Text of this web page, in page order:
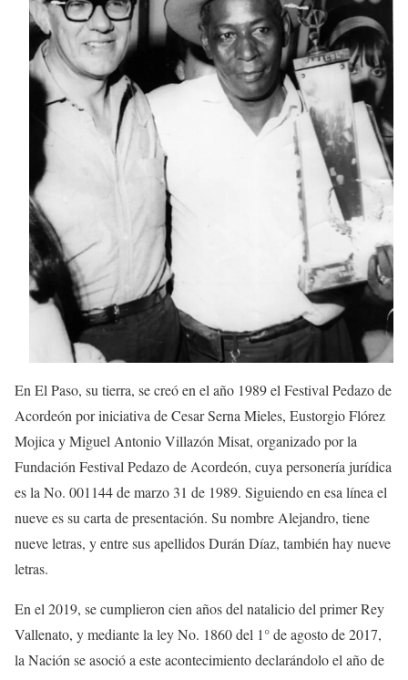
En El Paso, su tierra, se creó en el año 1989 el Festival Pedazo de
Acordeón por iniciativa de Cesar Serna Mieles, Eustorgio Flórez
Mojica y Miguel Antonio Villazón Misat, organizado por la
Fundación Festival Pedazo de Acordeón, cuya personería jurídica
es la No. 001144 de marzo 31 de 1989. Siguiendo en esa línea el
nueve es su carta de presentación. Su nombre Alejandro, tiene
nueve letras, y entre sus apellidos Durán Díaz, también hay nueve
letras.
En el 2019, se cumplieron cien años del natalicio del primer Rey
Vallenato, y mediante la ley No. 1860 del 1° de agosto de 2017,
la Nación se asoció a este acontecimiento declarándolo el año de